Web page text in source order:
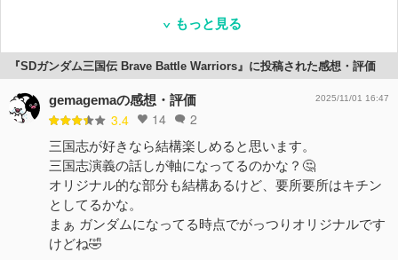
もっと見る
『SDガンダム三国伝 Brave Battle Warriors』に投稿された感想・評価
gemagemaの感想・評価
3.4 14 2
2025/11/01 16:47
三国志が好きなら結構楽しめると思います。
三国志演義の話しが軸になってるのかな？🤔
オリジナル的な部分も結構あるけど、要所要所はキチン
としてるかな。
まぁ ガンダムになってる時点でがっつりオリジナルです
けどね🤣